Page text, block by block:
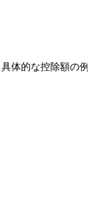
具体的な控除額の例